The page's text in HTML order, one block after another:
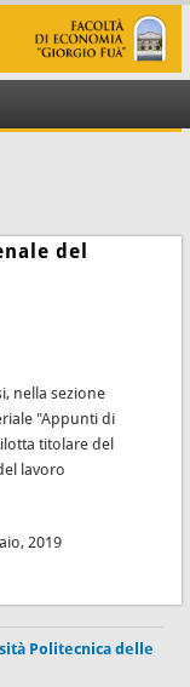
del
nella sezione
"Appunti di
titolare del
lavoro
2019
Politecnica delle